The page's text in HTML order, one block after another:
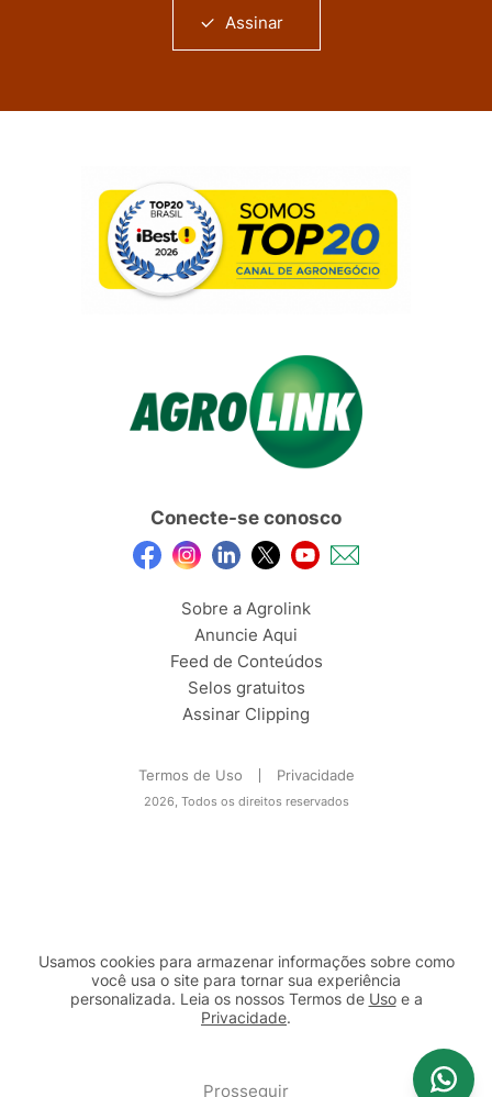
Assinar
Conecte-se conosco
Sobre a Agrolink
Anuncie Aqui
Feed de Conteúdos
Selos gratuitos
Assinar Clipping
Termos de Uso Privacidade
2026, Todos os direitos reservados
Usamos cookies para armazenar informações sobre como
você usa o site para tornar sua experiência
personalizada. Leia os nossos Termos de Usoe a
Privacidade.
Prosseguir